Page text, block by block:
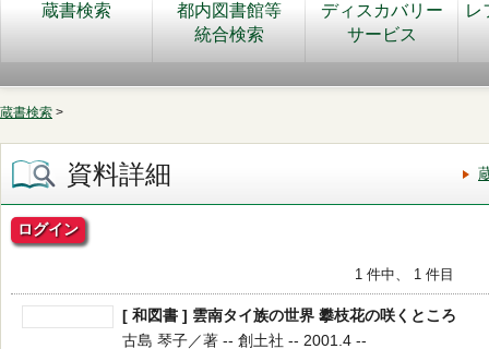
蔵書検索
都内図書館等
統合検索
ディスカバリー
サービス
レ
蔵書検索 >
資料詳細
ログイン
1 件中、 1 件目
[ 和図書 ] 雲南タイ族の世界 攀枝花の咲くところ
古島 琴子／著 -- 創土社 -- 2001.4 --